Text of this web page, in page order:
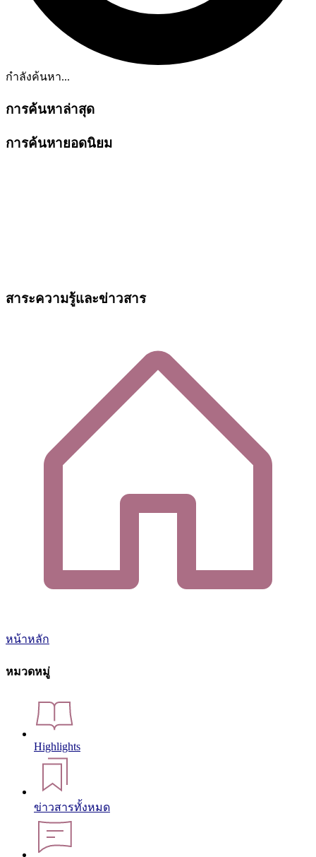
กำลังค้นหา...
การค้นหาล่าสุด
การค้นหายอดนิยม
สาระความรู้และข่าวสาร
หน้าหลัก
หมวดหมู่
Highlights
ข่าวสารทั้งหมด